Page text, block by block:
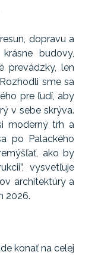
dopravu a
budovy,
prevádzky, len
sme sa
pre ľudí, aby
v sebe skrýva.
moderný trh a
po Palackého
ako by
vysvetľuje
architektúry a
2026.
konať na celej